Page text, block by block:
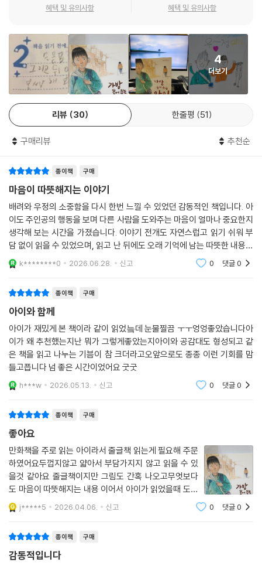
에서 중요한 것은 ‘장애인의 친구’입니다. 지금까지 장애를 소재로 다룬 작
고통’에 더 중심을 두어 관점의 변화를 시도하고 있습니다. 장애 때문에 아
이들에게 따돌림받는 영택이와 그런 영택이의 가방을 들고 다닌다는 이유
로 놀림당하는 석우, 그 둘 사이에 벌어지는 크고 작은 사건과 그로 인한 석
우의 갈등이 작품의 주된 축을 이룹니다. 여기에 따뜻한 그림이 어우러져
작품의 깊이를 한층 더해 주고 있습니다.
가방 두 개를 메고서 학교를 왔다 갔다 하는 석우는 바로 우리 주변에 있는
간 영택이를 더 이상 낯설게 느끼지 않게 되었을 때 둘 사이에 진짜 우정이
일 때에야 비로소 생겨난다는 것을 일깨워 주는 따뜻한 작품입니다.
혜택 및 유의사항 혜택 및 유의사항
4
더보기
리뷰 30 한줄평 51
구매리뷰 추천순
종이책 구매
마음이 따뜻해지는 이야기
배려와 우정의 소중함을 다시 한번 느낄 수 있었던 감동적인 책입니다. 아
이도 주인공의 행동을 보며 다른 사람을 도와주는 마음이 얼마나 중요한지
생각해 보는 시간을 가졌습니다. 이야기 전개도 자연스럽고 읽기 쉬워 부
담 없이 읽을 수 있었으며, 읽고 난 뒤에도 오래 기억에 남는 따뜻한 내용이
라 추천하고 싶습니다.
k********0 2026.06.28. 신고 0 댓글0
종이책 구매
아이와 함께
아이가 재밌게 본 책이라 같이 읽었늨데 눈물찔끔 ㅜㅜ엉엉좋았습니다아
이가 왜 추천했는지난 뭐가 그렇게좋았는지아이와 공감대도 형성되고 같
은 책을 읽고 나누는 기븜이 참 크더라고오앞으로도 종종 이런 기회를 맘
들고픕니다 넘 좋은 시간이었어요 굿굿
h***w 2026.05.13. 신고 0 댓글0
종이책 구매
좋아요
만화책을 주로 읽는 아이라서 줄글책 읽는게 필요해 주문
하였어요두껍지않고 얇아서 부담가지지 않고 읽을 수 있
을것 같아요 줄글책이지만 그림도 간혹 나오고무엇보다
도 마음이 따뜻해지는 내용 이어서 아이가 읽었을때 도움
이 될 것 같아서 만족해요
j*****5 2026.04.06. 신고 0 댓글0
종이책 구매
감동적입니다